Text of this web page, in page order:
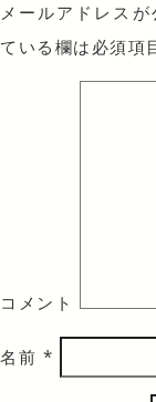
メールアドレスが
ている欄は必須項
コメント
名前 *